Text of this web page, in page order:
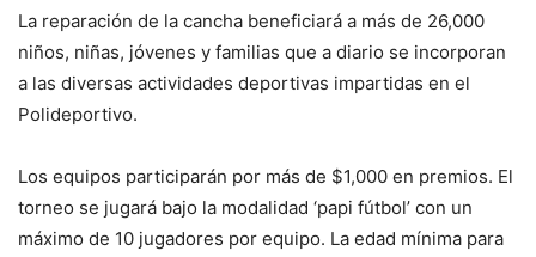
La reparación de la cancha beneficiará a más de 26,000
niños, niñas, jóvenes y familias que a diario se incorporan
a las diversas actividades deportivas impartidas en el
Polideportivo.
Los equipos participarán por más de $1,000 en premios. El
torneo se jugará bajo la modalidad ‘papi fútbol’ con un
máximo de 10 jugadores por equipo. La edad mínima para